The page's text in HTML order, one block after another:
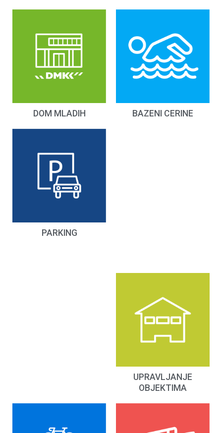
DOM MLADIH BAZENI CERINE
PARKING
UPRAVLJANJE
OBJEKTIMA